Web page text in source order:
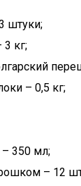
штуки;
кг;
– 0,5 кг;
– 350 мл;
– 12